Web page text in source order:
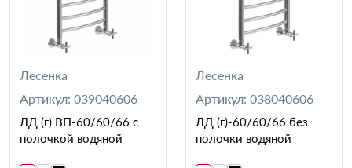
Лесенка
Артикул: 039040606
ЛД (г) ВП-60/60/66 с
полочкой водяной
Лесенка
Артикул: 038040606
ЛД (г)-60/60/66 без
полочки водяной